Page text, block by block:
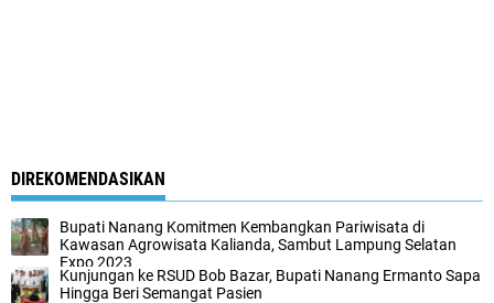
DIREKOMENDASIKAN
Bupati Nanang Komitmen Kembangkan Pariwisata di
Kawasan Agrowisata Kalianda, Sambut Lampung Selatan
Expo 2023
Kunjungan ke RSUD Bob Bazar, Bupati Nanang Ermanto Sapa
Hingga Beri Semangat Pasien